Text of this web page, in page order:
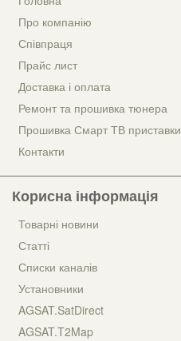
Про компанію
Співпраця
Прайс лист
Доставка і оплата
Ремонт та прошивка тюнера
Прошивка Смарт ТВ приставки
Контакти
Корисна інформація
Товарні новини
Статті
Списки каналів
Установники
AGSAT.SatDirect
AGSAT.T2Map